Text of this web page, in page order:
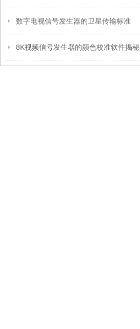
数字电视信号发生器的卫星传输标准
8K视频信号发生器的颜色校准软件揭秘